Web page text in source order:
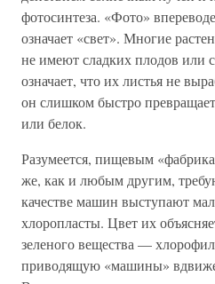
фотосинтеза. «Фото»
означает «свет». Многие
не имеют сладких плодов или
означает, что их листья не
он слишком быстро
или белок.
Разумеется, пищевым
же, как и любым другим,
качестве машин выступают
хлоропласты. Цвет их
зеленого вещества —
приводящую «машины»